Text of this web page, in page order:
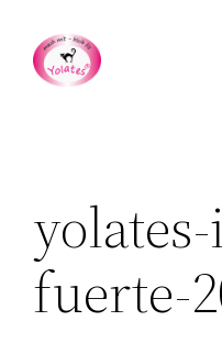
Inhalt
springen
fuerte-